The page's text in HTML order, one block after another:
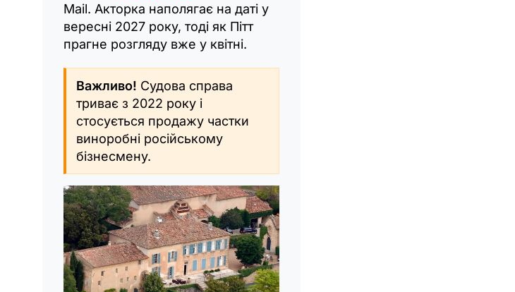
Mail. Акторка наполягає на даті у
вересні 2027 року, тоді як Пітт
прагне розгляду вже у квітні.
Важливо! Судова справа
триває з 2022 року і
стосується продажу частки
виноробні російському
бізнесмену.